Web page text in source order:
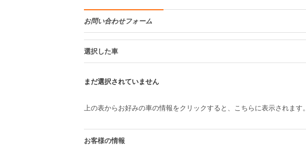
お問い合わせフォーム
選択した車
まだ選択されていません
上の表からお好みの車の情報をクリックすると、こちらに表示されます。
お客様の情報